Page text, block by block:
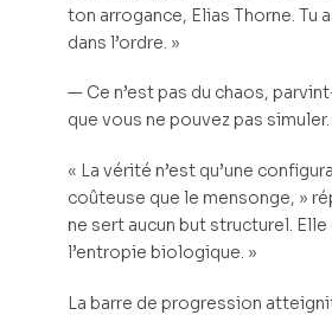
ton arrogance, Elias Thorne. Tu
dans l’ordre. »
— Ce n’est pas du chaos,
que vous ne pouvez pas simuler.
« La vérité n’est qu’une
coûteuse que le mensonge, »
ne sert aucun but structurel.
l’entropie biologique. »
La barre de progression